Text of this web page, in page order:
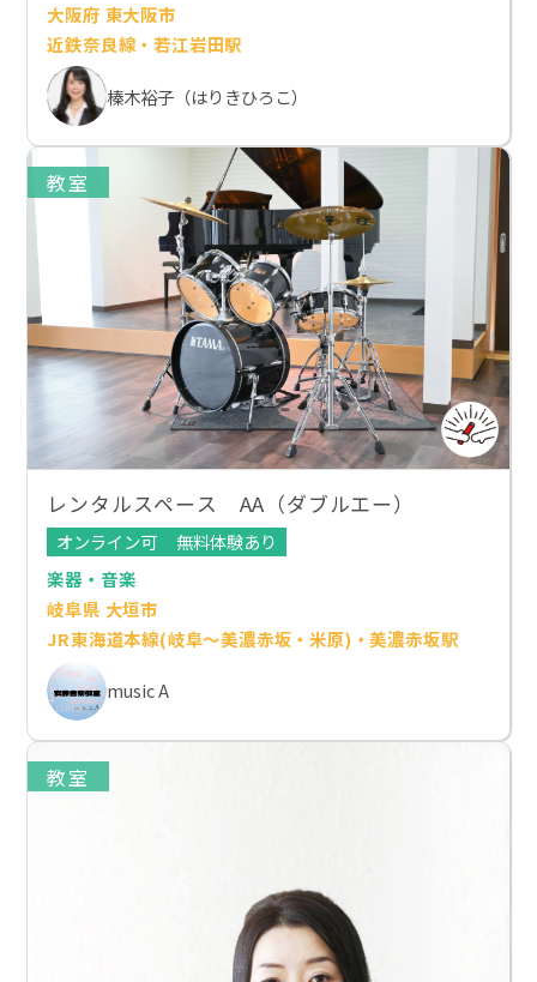
大阪府 東大阪市
近鉄奈良線・若江岩田駅
榛木裕子（はりきひろこ）
教室
レンタルスペース AA（ダブルエー）
オンライン可
無料体験あり
楽器・音楽
岐阜県 大垣市
JR東海道本線(岐阜～美濃赤坂・米原)・美濃赤坂駅
music A
教室